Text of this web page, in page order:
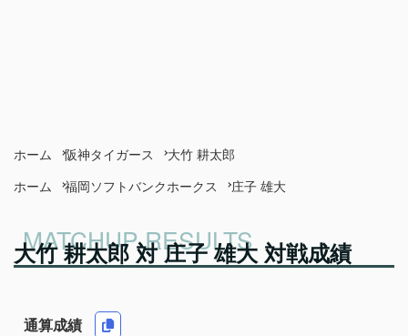
ホーム 阪神タイガース
大竹 耕太郎
ホーム
福岡ソフトバンクホークス 庄子 雄大
大竹 耕太郎 対 庄子 雄大 対戦成績
通算成績